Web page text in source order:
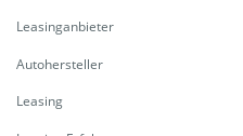
Leasinganbieter
Autohersteller
Leasing